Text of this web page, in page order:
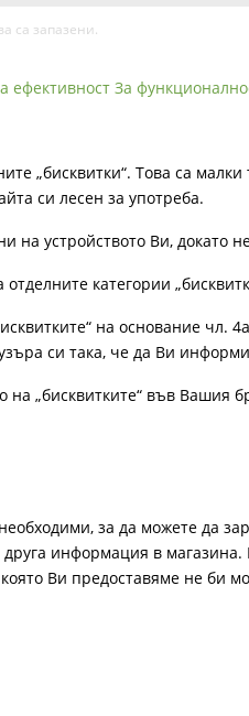
са запазени.
ефективност За
„бисквитки“. Това са
си лесен за употреба.
на устройството Ви,
категории
на основание чл.
си така, че да Ви
на „бисквитките“ във Вашия
за да можете да
информация в
Ви предоставяме не би